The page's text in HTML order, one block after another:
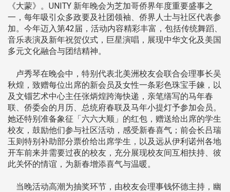
《大蒙》。UNITY 新年晚会为芝加哥侨界年度重要盛事之
一，每年吸引众多政要及社团领袖、侨界人士与社区代表参
加。今年迈入第42届，活动内容精彩丰富，包括传统舞蹈、
音乐表演及新年祝贺仪式，巨星演唱，展现中华文化及美国
多元文化融合与团结精神。
卢秀琴在晚会中，特别代表北美洲校友会联合会理事长吴
秋煌，致赠每位出席的新会员及女性一条彩色珠宝手鍊，以
及文锱艺术中心主任张炳煌跨海快递，亲笔缮写的马年春
联、侨委会的月历、总统府春联及马年小提灯予参加会员。
她还特别准备象征「六六大顺」的红包，赠送给出席的学生
校友，鼓励他们参与社区活动，感受新春喜气；前会长吕瑞
玉则特别补助部分票价给出席学生，以及远从伊利诺州各地
开车前来并需要过夜的校友，充分展现校友间互相扶持、彼
此关怀的情谊，为新春增添喜气与温暖。
当晚活动高潮为抽奖环节，由校友会理事钱怀德主持，幽